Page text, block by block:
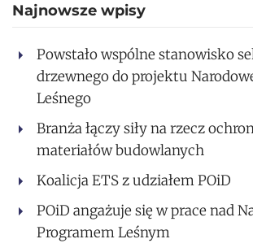
Najnowsze wpisy
Powstało wspólne stanowisko
drzewnego do projektu
Leśnego
Branża łączy siły na rzecz
materiałów budowlanych
Koalicja ETS z udziałem POiD
POiD angażuje się w prace nad
Programem Leśnym